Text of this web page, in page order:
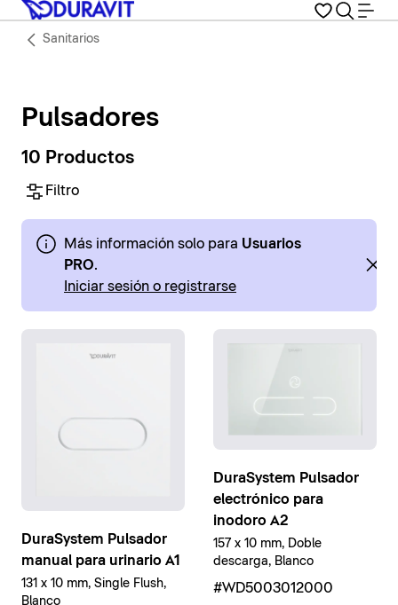
Sanitarios
Pulsadores
10 Productos
Filtro
Más información solo para Usuarios
PRO.
Iniciar sesión o registrarse
DuraSystem Pulsador
manual para urinario A1
131 x 10 mm, Single Flush,
Blanco
DuraSystem Pulsador
electrónico para
inodoro A2
157 x 10 mm, Doble
descarga, Blanco
#WD5003012000